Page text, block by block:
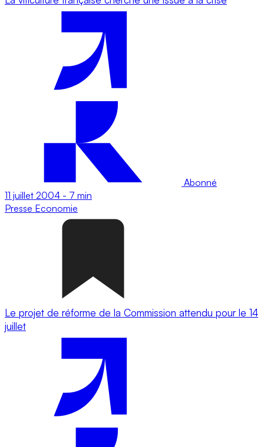
Abonné
11 juillet 2004 - 7 min
Presse Economie
Le projet de réforme de la Commission attendu pour le 14
juillet